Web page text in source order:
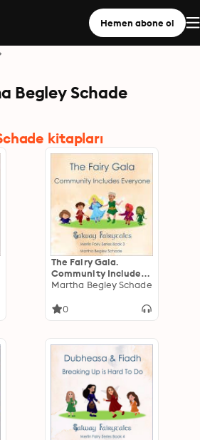
Hemen abone ol
Begley Schade
kitapları
The Fairy Gala.
Community Includes
Everyone!: Merlin
Martha Begley Schade
0